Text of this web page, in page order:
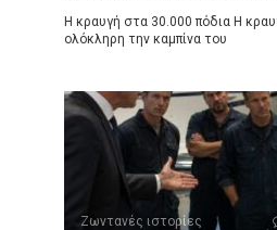
Η κραυγή στα 30.000 πόδια Η
ολόκληρη την καμπίνα του
Ζωντανές ιστορίες